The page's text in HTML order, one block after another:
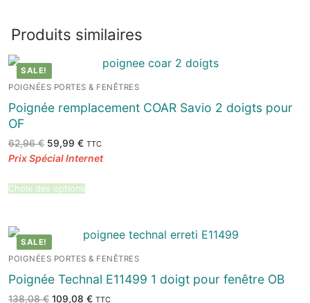
Produits similaires
SALE!
POIGNÉES PORTES & FENÊTRES
Poignée remplacement COAR Savio 2 doigts pour
OF
62,96€ Le
prix
initial
59,99 €Le
actuel
TTC
Choix des options
SALE!
POIGNÉES PORTES & FENÊTRES
Poignée Technal E11499 1 doigt pour fenêtre OB
138,08€ Le
109,08 €Le
TTC